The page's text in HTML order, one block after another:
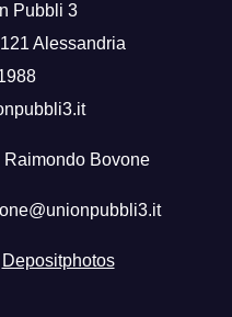
Pubbli 3
Alessandria
Raimondo Bovone
Depositphotos